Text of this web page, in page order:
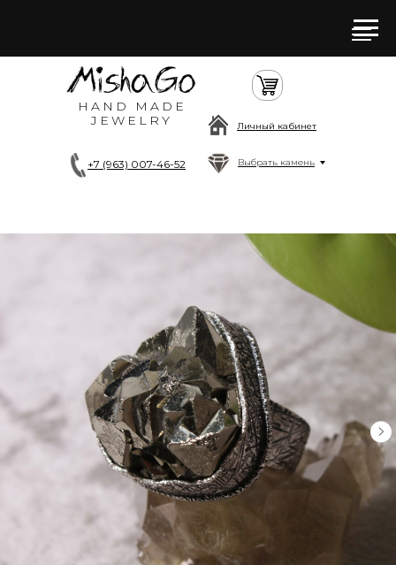
HAND MADE
JEWELRY
+7 (963) 007-46-52 Выбрать камень
Личный кабинет